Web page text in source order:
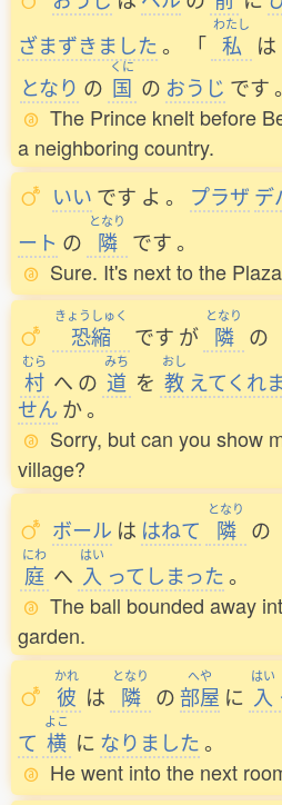
ざまずきました。 「
わたし
私
は
となり の
くに
国 の おうじ です。
The Prince knelt before
a neighboring country.
いい です よ 。 プラザ デ
ート の
となり
隣 です。
Sure. It's next to the
きょうしゅく
恐縮 です が
となり
隣 の
むら
村 へ の
みち
道 を
おし
教 えてくれ
せん か。
Sorry, but can you show
village?
ボール は はねて
となり
隣 の
にわ
庭 へ
はい
入 ってしまった。
The ball bounded away
garden.
かれ
彼 は
となり
隣 の
へや
部屋 に
はい
入
て
よこ
横 に なりました。
He went into the next